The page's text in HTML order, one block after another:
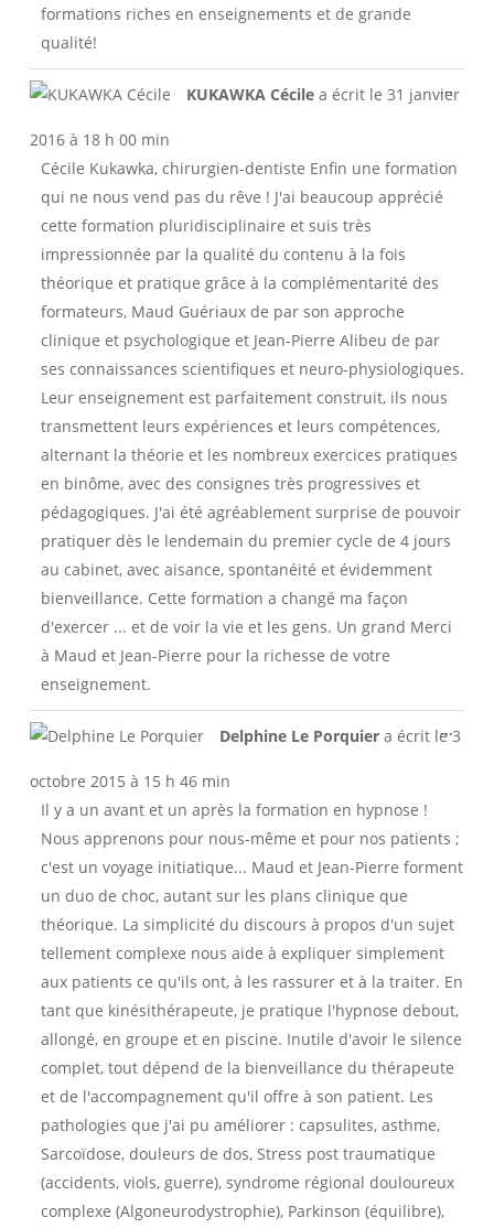
formations riches en enseignements et de grande
qualité!
KUKAWKA Cécile a écrit le 31 janvier
2016 à 18 h 00 min
Cécile Kukawka, chirurgien-dentiste Enfin une formation
qui ne nous vend pas du rêve ! J'ai beaucoup apprécié
cette formation pluridisciplinaire et suis très
impressionnée par la qualité du contenu à la fois
théorique et pratique grâce à la complémentarité des
formateurs, Maud Guériaux de par son approche
clinique et psychologique et Jean-Pierre Alibeu de par
ses connaissances scientifiques et neuro-physiologiques.
Leur enseignement est parfaitement construit, ils nous
transmettent leurs expériences et leurs compétences,
alternant la théorie et les nombreux exercices pratiques
en binôme, avec des consignes très progressives et
pédagogiques. J'ai été agréablement surprise de pouvoir
pratiquer dès le lendemain du premier cycle de 4 jours
au cabinet, avec aisance, spontanéité et évidemment
bienveillance. Cette formation a changé ma façon
d'exercer ... et de voir la vie et les gens. Un grand Merci
à Maud et Jean-Pierre pour la richesse de votre
enseignement.
...
cette
Delphine Le Porquier a écrit le3
octobre 2015 à 15 h 46 min
Il y a un avant et un après la formation en hypnose !
Nous apprenons pour nous-même et pour nos patients ;
c'est un voyage initiatique... Maud et Jean-Pierre forment
un duo de choc, autant sur les plans clinique que
théorique. La simplicité du discours à propos d'un sujet
tellement complexe nous aide à expliquer simplement
aux patients ce qu'ils ont, à les rassurer et à la traiter. En
tant que kinésithérapeute, je pratique l'hypnose debout,
allongé, en groupe et en piscine. Inutile d'avoir le silence
complet, tout dépend de la bienveillance du thérapeute
et de l'accompagnement qu'il offre à son patient. Les
pathologies que j'ai pu améliorer : capsulites, asthme,
Sarcoïdose, douleurs de dos, Stress post traumatique
(accidents, viols, guerre), syndrome régional douloureux
complexe (Algoneurodystrophie), Parkinson (équilibre),
...
cette